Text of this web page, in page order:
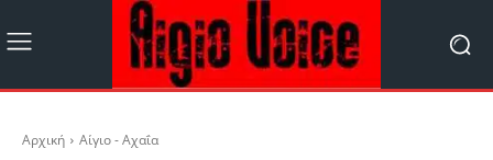
Αρχική Αίγιο - Αχαΐα